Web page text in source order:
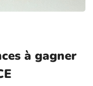
à gagner